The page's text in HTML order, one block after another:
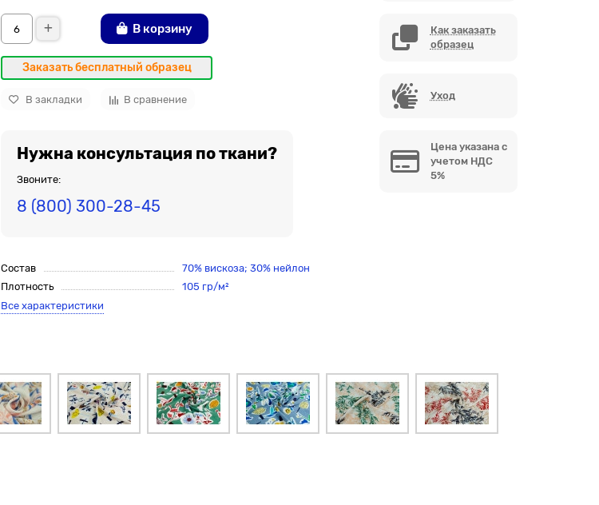
В корзину
Заказать бесплатный образец
В закладки В сравнение
Нужна консультация по ткани?
Звоните:
8 (800) 300-28-45
Состав
70% вискоза; 30% нейлон
Плотность
105 гр/м²
Все характеристики
Как заказать
образец
Уход
Цена указана с
учетом НДС
5%